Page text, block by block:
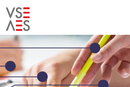
Salta
al
contenuto
principale